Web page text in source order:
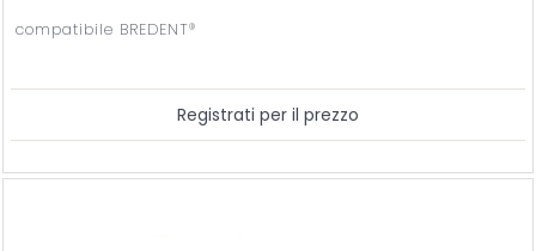
compatibile BREDENT®
Registrati per il prezzo